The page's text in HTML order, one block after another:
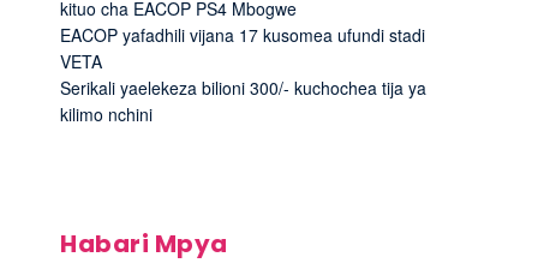
kituo cha EACOP PS4 Mbogwe
EACOP yafadhili vijana 17 kusomea ufundi stadi
VETA
Serikali yaelekeza bilioni 300/- kuchochea tija ya
kilimo nchini
Habari Mpya